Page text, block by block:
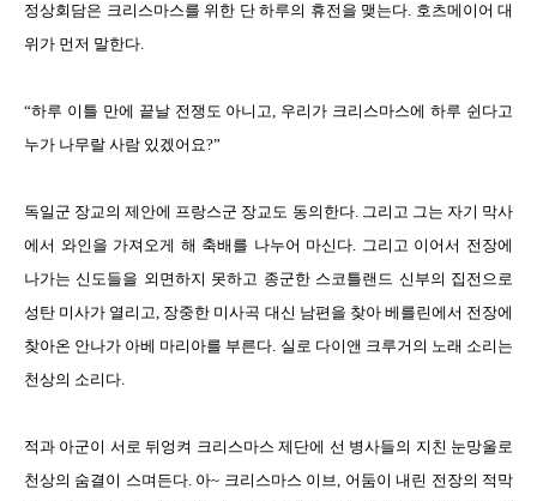
정상회담은 크리스마스를 위한 단 하루의 휴전을 맺는다. 호츠메이어 대
위가 먼저 말한다.
“하루 이틀 만에 끝날 전쟁도 아니고, 우리가 크리스마스에 하루 쉰다고
누가 나무랄 사람 있겠어요?”
독일군 장교의 제안에 프랑스군 장교도 동의한다. 그리고 그는 자기 막사
에서 와인을 가져오게 해 축배를 나누어 마신다. 그리고 이어서 전장에
나가는 신도들을 외면하지 못하고 종군한 스코틀랜드 신부의 집전으로
성탄 미사가 열리고, 장중한 미사곡 대신 남편을 찾아 베를린에서 전장에
찾아온 안나가 아베 마리아를 부른다. 실로 다이앤 크루거의 노래 소리는
천상의 소리다.
적과 아군이 서로 뒤엉켜 크리스마스 제단에 선 병사들의 지친 눈망울로
천상의 숨결이 스며든다. 아~ 크리스마스 이브, 어둠이 내린 전장의 적막